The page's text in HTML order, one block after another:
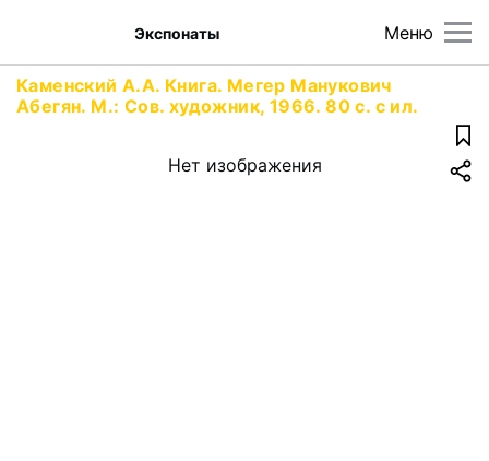
Меню
Экспонаты
Каменский А.А. Книга. Мегер Манукович
Абегян. М.: Сов. художник, 1966. 80 с. с ил.
Нет изображения